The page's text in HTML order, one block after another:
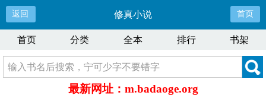
返回 修真小说 首页
首页 分类 全本 排行 书架
最新网址：m.badaoge.org